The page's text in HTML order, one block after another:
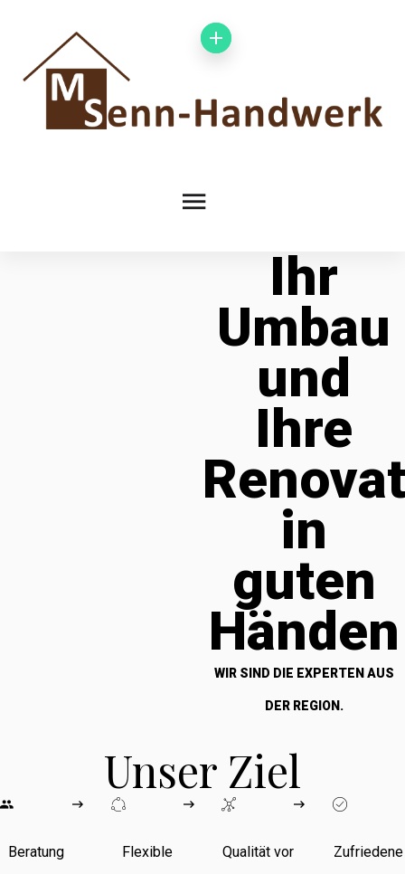
Ihr
Umbau
und
Ihre
in
guten
Händen
WIR SIND DIE EXPERTEN AUS
DER REGION.
Unser Ziel
Beratung
Flexible
Qualität vor
Zufriedene